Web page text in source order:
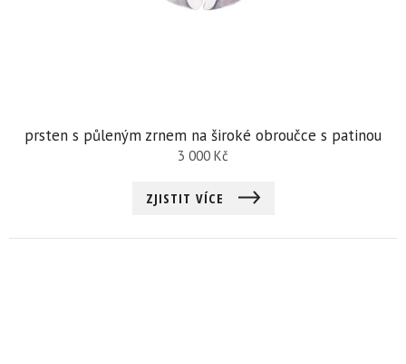
prsten s půleným zrnem na široké obroučce s patinou
3 000 Kč
ZJISTIT VÍCE